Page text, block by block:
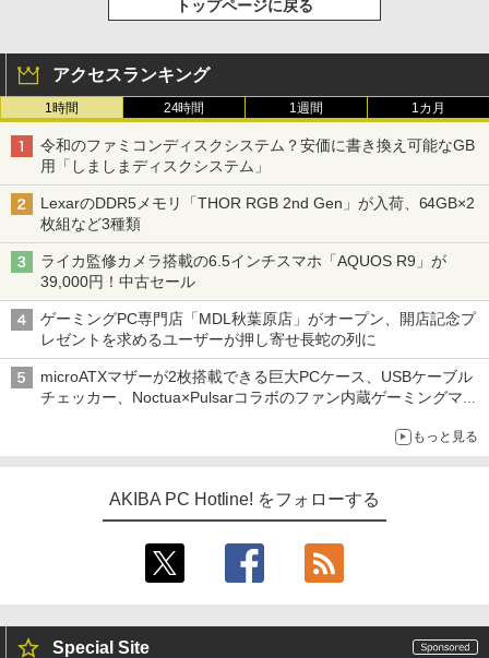
トップページに戻る
アクセスランキング
1時間 24時間 1週間 1カ月
令和のファミコンディスクシステム？安価に書き換え可能なGB
用「しましまディスクシステム」
LexarのDDR5メモリ「THOR RGB 2nd Gen」が入荷、64GB×2
枚組など3種類
ライカ監修カメラ搭載の6.5インチスマホ「AQUOS R9」が
39,000円！中古セール
ゲーミングPC専門店「MDL秋葉原店」がオープン、開店記念プ
レゼントを求めるユーザーが押し寄せ長蛇の列に
microATXマザーが2枚搭載できる巨大PCケース、USBケーブル
チェッカー、Noctua×Pulsarコラボのファン内蔵ゲーミングマウ
もっと見る
AKIBA PC Hotline! をフォローする
Special Site